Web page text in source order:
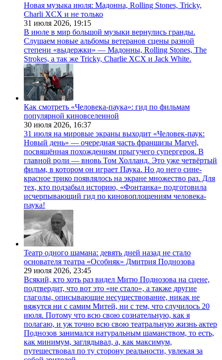
Новая музыка июля: Мадонна, Rolling Stones, Tricky,
Charli XCX и не только
31 июля 2026, 19:15
В июле в мир большой музыки вернулись гранды.
Слушаем новые альбомы ветеранов сцены разной
степени «выдержки» — Мадонны, Rolling Stones, The
Strokes, а так же Tricky, Charlie XCX и Jack White.
Как смотреть «Человека-паука»: гид по фильмам
популярной киновселенной
30 июля 2026, 16:37
31 июля на мировые экраны выходит «Человек-паук:
Новый день» — очередная часть франшизы Marvel,
посвящённая похождениям прыгучего супергероя. В
главной роли — вновь Том Холланд. Это уже четвёртый
фильм, в котором он играет Паука. Но до него сине-
красное трико появлялось на экране множество раз. Для
тех, кто подзабыл историю, «Фонтанка» подготовила
исчерпывающий гид по киновоплощениям человека-
паука!
Театр одного шамана: девять дней назад не стало
основателя театра «Особняк» Дмитрия Поднозова
29 июля 2026, 23:45
Всякий, кто хоть раз видел Митю Поднозова на сцене,
подтвердит, что вот это «не стало», а также другие
глаголы, описывающие несуществование, никак не
вяжутся ни с самим Митей, ни с тем, что случилось 20
июля. Потому что всю свою сознательную, как я
полагаю, и уж точно всю свою театральную жизнь актер
Поднозов занимался натуральным шаманством, то есть,
как минимум, заглядывал, а, как максимум,
путешествовал по ту сторону реальности, увлекая за